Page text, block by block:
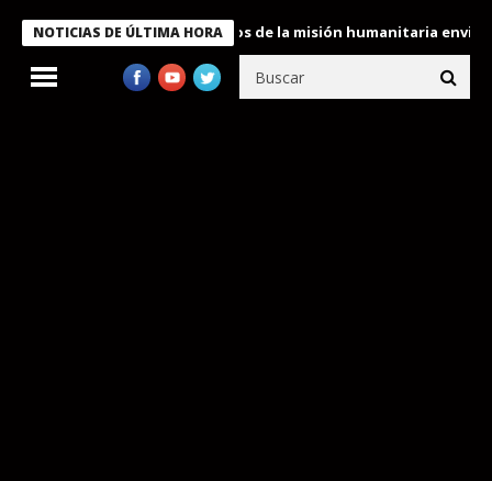
NOTICIAS DE ÚLTIMA HORA
condecora a miembros de la misión humanitaria enviada a